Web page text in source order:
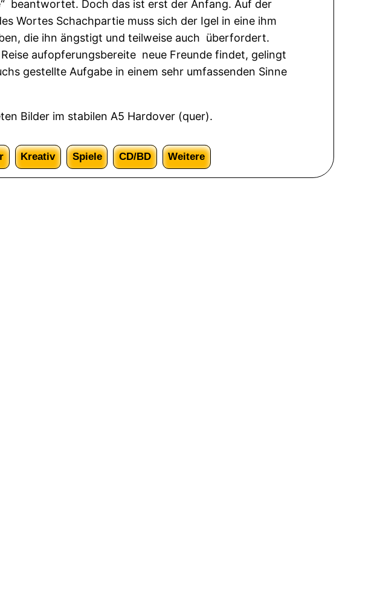
beantwortet. Doch das ist erst der Anfang. Auf der
Wortes Schachpartie muss sich der Igel in eine ihm
die ihn ängstigt und teilweise auch überfordert.
aufopferungsbereite neue Freunde findet, gelingt
gestellte Aufgabe in einem sehr umfassenden Sinne
Bilder im stabilen A5 Hardover (quer).
Kreativ Spiele CD/BD Weitere